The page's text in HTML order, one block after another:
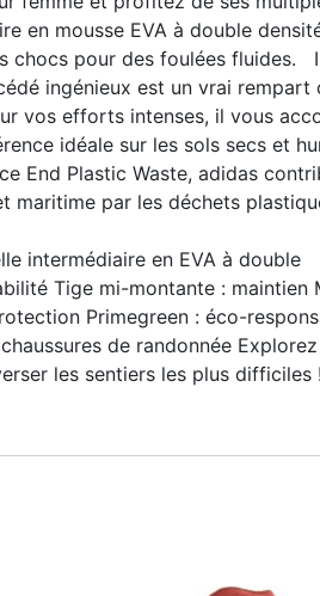
en mousse EVA à double
chocs pour des foulées fluides.
ingénieux est un vrai rempart
vos efforts intenses, il vous
idéale sur les sols secs et
End Plastic Waste, adidas
maritime par les déchets
intermédiaire en EVA à double
Tige mi-montante : maintien
Primegreen : éco-
de randonnée
les sentiers les plus difficiles !